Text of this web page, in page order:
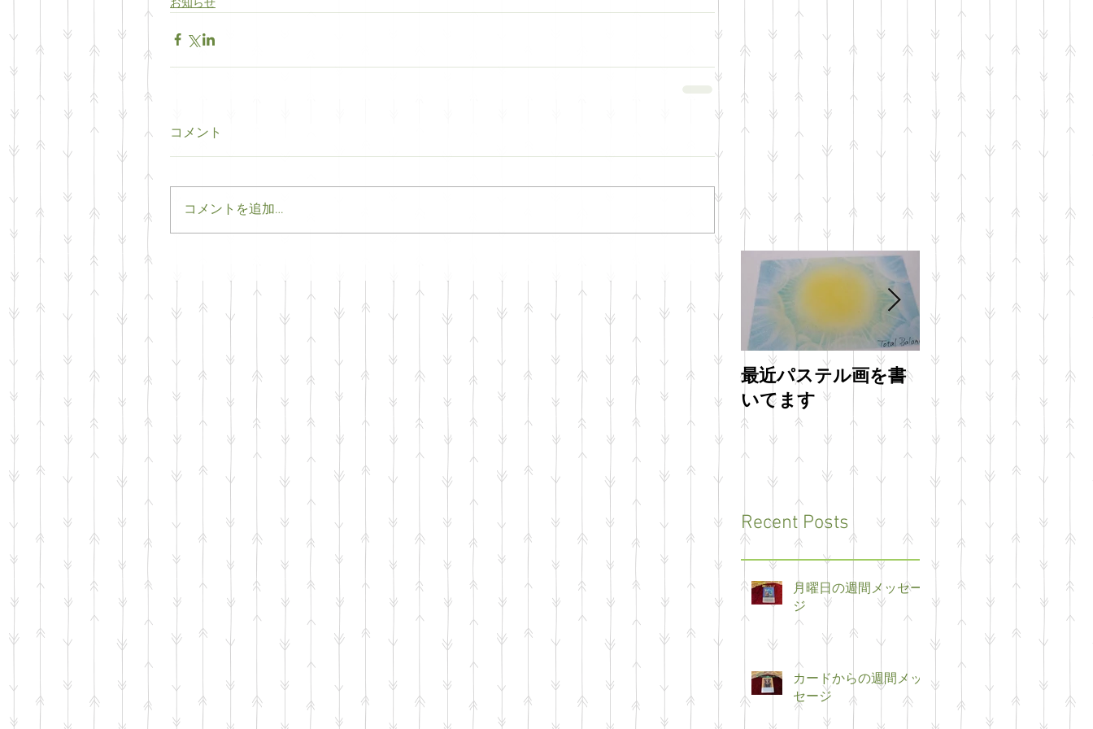
お知らせ
コメント
コメントを追加…
最近パステル画を書
いてます
明けましておめでと
うございます
Recent Posts
月曜日の週間メッセー
ジ
カードからの週間メッ
セージ